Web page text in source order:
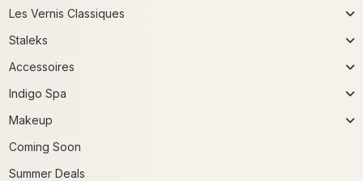
Les Vernis Classiques
Staleks
Accessoires
Indigo Spa
Makeup
Coming Soon
Summer Deals